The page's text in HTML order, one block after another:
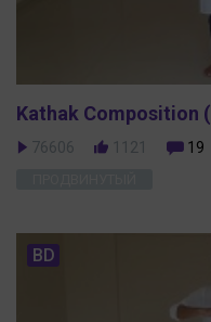
Kathak Composition
76606 1121 19
BD